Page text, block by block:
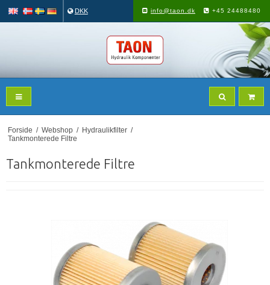
DKK info@taon.dk +45 24488480
Forside / Webshop / Hydraulikfilter /
Tankmonterede Filtre
Tankmonterede Filtre